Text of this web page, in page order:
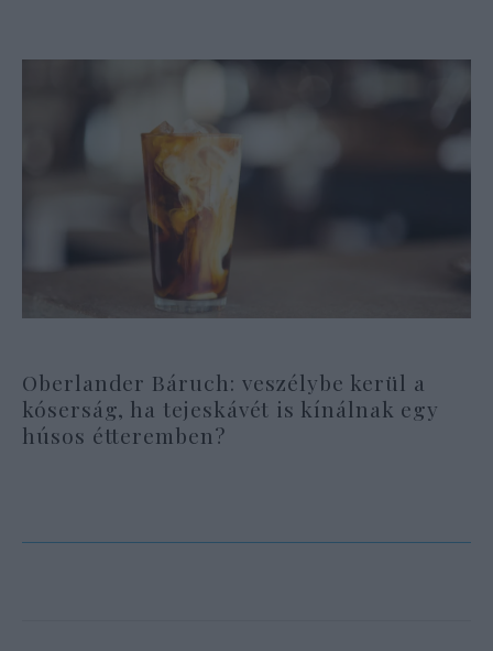
Oberlander Báruch: veszélybe kerül a
kóserság, ha tejeskávét is kínálnak egy
húsos étteremben?